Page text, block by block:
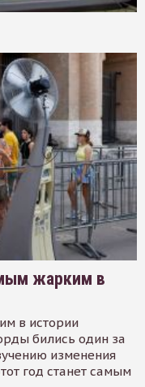
жарким в
в истории
бились один за
изменения
год станет самым